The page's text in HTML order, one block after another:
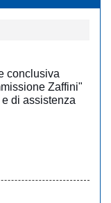
conclusiva
Zaffini"
di assistenza